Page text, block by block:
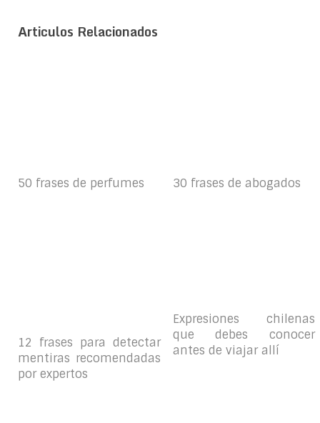
Articulos Relacionados
50 frases de perfumes 30 frases de abogados
12 frases para detectar
mentiras recomendadas
por expertos
Expresiones chilenas
que debes conocer
antes de viajar allí